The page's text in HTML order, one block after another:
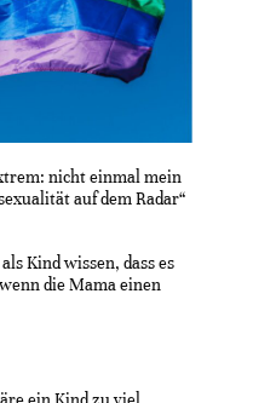
nicht einmal mein
auf dem Radar“
Kind wissen, dass es
die Mama einen